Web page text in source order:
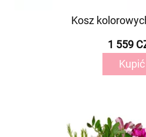
Kosz
1 559
Kupić